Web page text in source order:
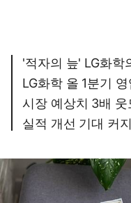
'적자의 늪' LG화학
LG화학 올 1분기
시장 예상치 3배
실적 개선 기대 커